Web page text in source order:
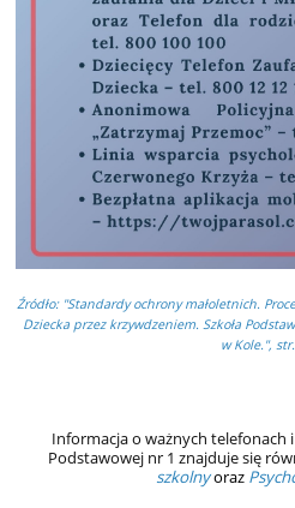
Źródło: "Standardy ochrony małoletnich.
Dziecka przez krzywdzeniem. Szkoła
w Kole.",
Informacja o ważnych telefonach
Podstawowej nr 1 znajduje się
szkolnyoraz